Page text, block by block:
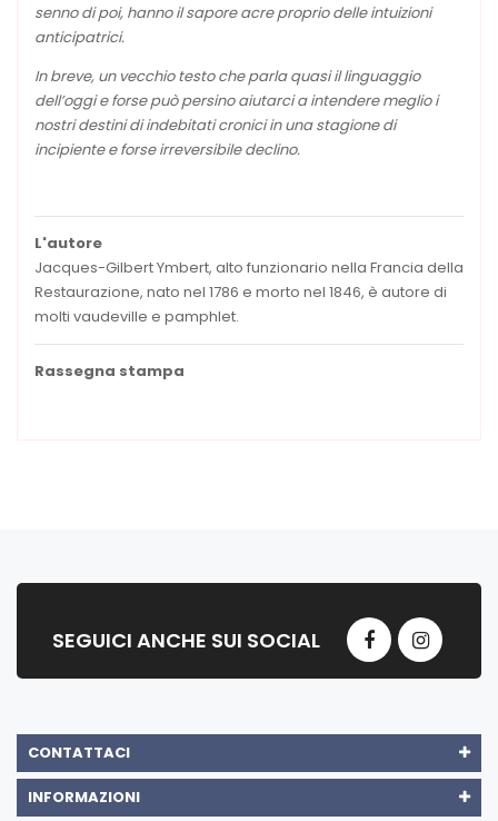
senno di poi, hanno il sapore acre proprio delle intuizioni
anticipatrici.
In breve, un vecchio testo che parla quasi il linguaggio
dell’oggi e forse può persino aiutarci a intendere meglio i
nostri destini di indebitati cronici in una stagione di
incipiente e forse irreversibile declino.
L'autore
Jacques-Gilbert Ymbert, alto funzionario nella Francia della
Restaurazione, nato nel 1786 e morto nel 1846, è autore di
molti vaudeville e pamphlet.
Rassegna stampa
SEGUICI ANCHE SUI SOCIAL
CONTATTACI
INFORMAZIONI